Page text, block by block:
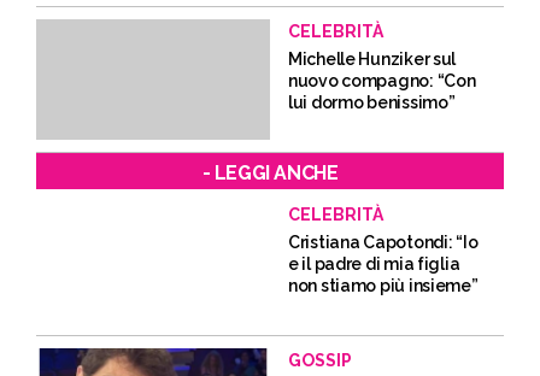
CELEBRITÀ
Michelle Hunziker sul
nuovo compagno: “Con
lui dormo benissimo”
- LEGGI ANCHE
CELEBRITÀ
Cristiana Capotondi: “Io
e il padre di mia figlia
non stiamo più insieme”
GOSSIP